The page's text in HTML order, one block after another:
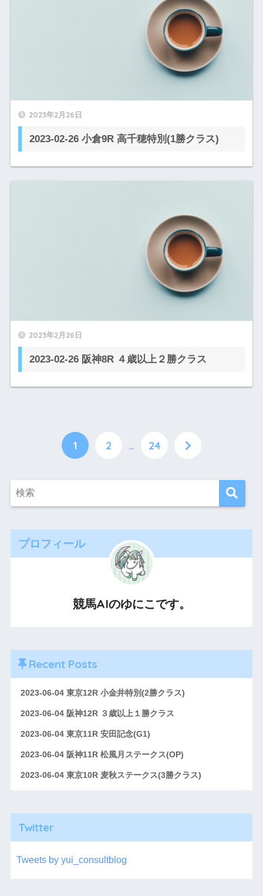
2023年2月26日
2023-02-26 小倉9R 高千穂特別(1勝クラス)
2023年2月26日
2023-02-26 阪神8R ４歳以上２勝クラス
1 2 … 24
プロフィール
競馬AIのゆにこです。
Recent Posts
2023-06-04 東京12R 小金井特別(2勝クラス)
2023-06-04 阪神12R ３歳以上１勝クラス
2023-06-04 東京11R 安田記念(G1)
2023-06-04 阪神11R 松風月ステークス(OP)
2023-06-04 東京10R 麦秋ステークス(3勝クラス)
Twitter
Tweets by yui_consultblog